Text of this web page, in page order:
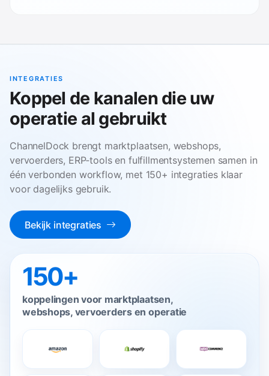
INTEGRATIES
Koppel de kanalen die uw
operatie al gebruikt
ChannelDock brengt marktplaatsen, webshops,
vervoerders, ERP‑tools en fulfillmentsystemen samen in
één verbonden workflow, met 150+ integraties klaar
voor dagelijks gebruik.
Bekijk integraties
150+
koppelingen voor marktplaatsen,
webshops, vervoerders en operatie